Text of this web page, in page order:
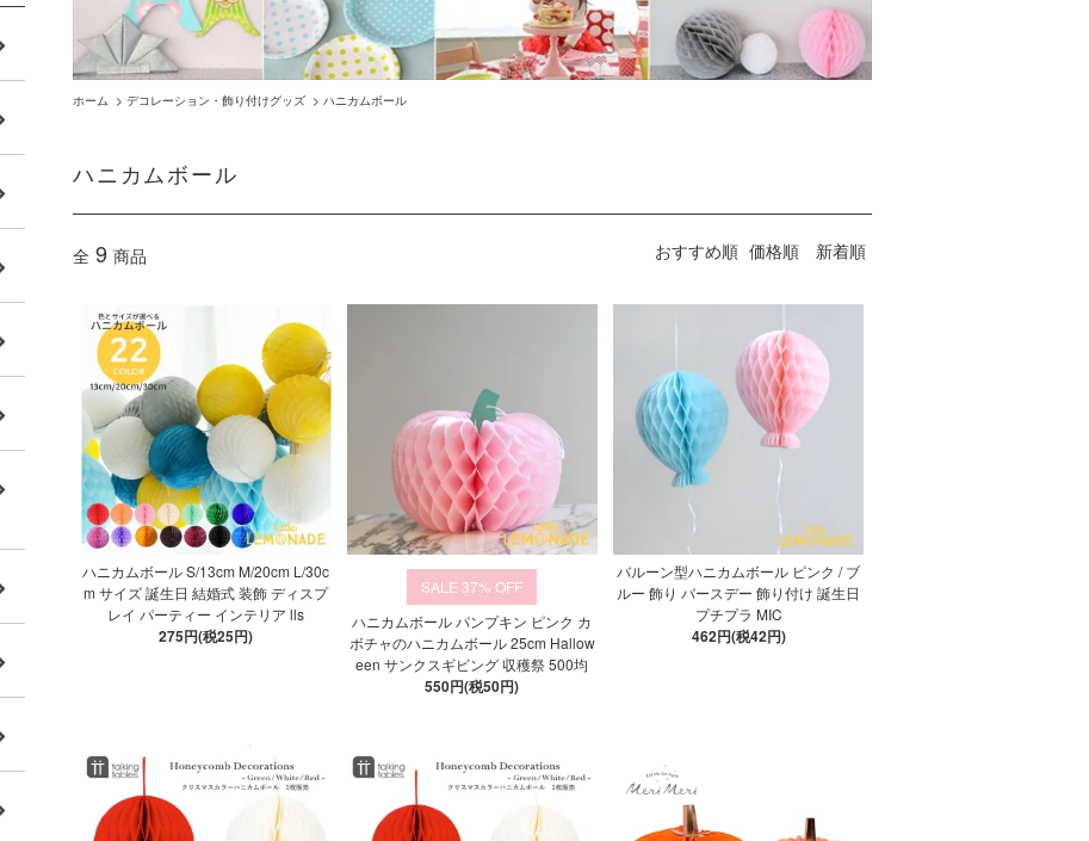
ホーム > デコレーション・飾り付けグッズ > ハニカムボール
ハニカムボール
全 9 商品 おすすめ順 価格順 新着順
ハニカムボール S/13cm M/20cm L/30c
m サイズ 誕生日 結婚式 装飾 ディスプ
レイ パーティー インテリア lls
275円(税25円)
37%
ハニカムボール パンプキン ピンク カ
ボチャのハニカムボール 25cm Hallow
een サンクスギビング 収穫祭 500均
550円(税50円)
バルーン型ハニカムボール ピンク / ブ
ルー 飾り バースデー 飾り付け 誕生日
プチプラ MIC
462円(税42円)